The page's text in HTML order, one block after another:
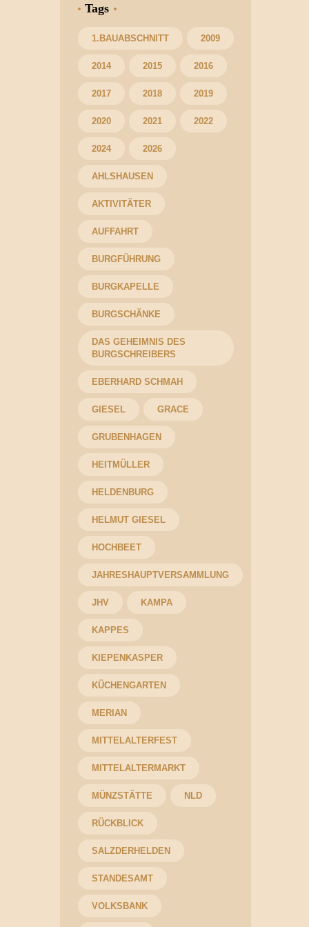
Tags
1.BAUABSCHNITT 2009
2014 2015 2016
2017 2018 2019
2020 2021 2022
2024 2026
AHLSHAUSEN
AKTIVITÄTER
AUFFAHRT
BURGFÜHRUNG
BURGKAPELLE
BURGSCHÄNKE
DAS GEHEIMNIS DES
BURGSCHREIBERS
EBERHARD SCHMAH
GIESEL GRACE
GRUBENHAGEN
HEITMÜLLER
HELDENBURG
HELMUT GIESEL
HOCHBEET
JAHRESHAUPTVERSAMMLUNG
JHV KAMPA
KAPPES
KIEPENKASPER
KÜCHENGARTEN
MERIAN
MITTELALTERFEST
MITTELALTERMARKT
MÜNZSTÄTTE NLD
RÜCKBLICK
SALZDERHELDEN
STANDESAMT
VOLKSBANK